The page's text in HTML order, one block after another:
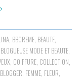
, BBCREME, BEAUTE,
BLOGUEUSE MODE ET BEAUTE,
, COIFFURE, COLLECTION,
, FEMME, FLEUR,